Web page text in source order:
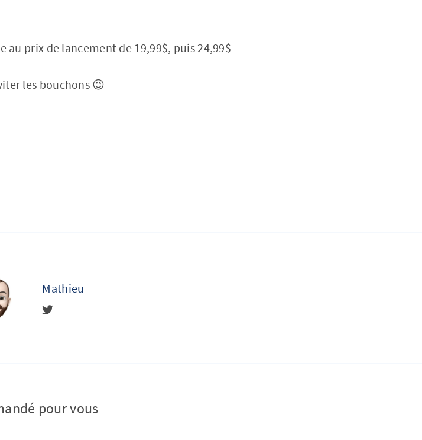
prix de lancement de 19,99$, puis 24,99$
les bouchons 😉
Mathieu
pour vous